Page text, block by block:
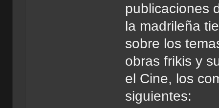
publicaciones
la madrileña
sobre los
obras frikis y
el Cine, los
siguientes: